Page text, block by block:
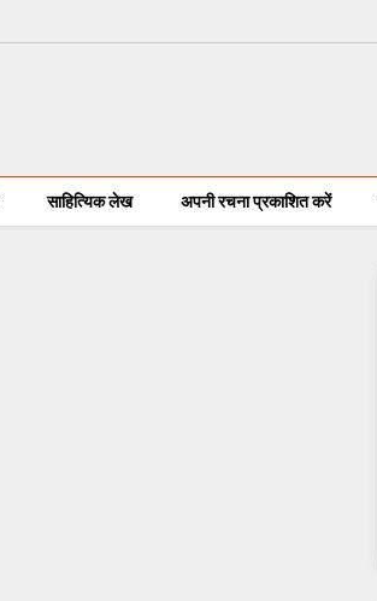
साहित्यिक लेख अपनी रचना प्रकाशित करें